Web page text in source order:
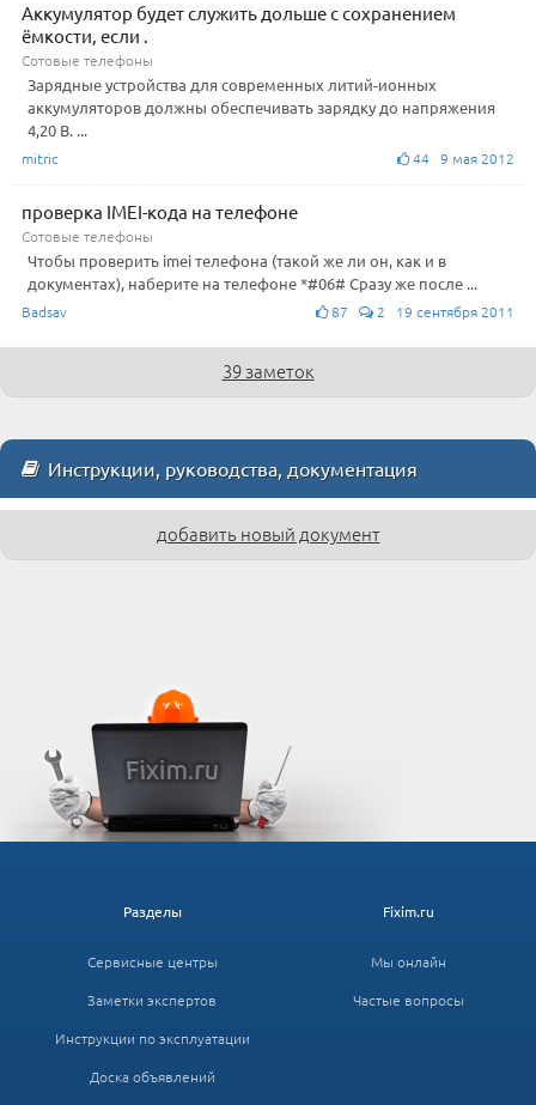
Аккумулятор будет служить дольше c сохранением
ёмкости, если .
Сотовые телефоны
Зарядные устройства для современных литий-ионных
аккумуляторов должны обеспечивать зарядку до напряжения
4,20 В. ...
mitric 44 9 мая 2012
проверка IMEI-кода на телефоне
Сотовые телефоны
Чтобы проверить imei телефона (такой же ли он, как и в
документах), наберите на телефоне *#06# Сразу же после ...
Badsav 87 2 19 сентября 2011
39 заметок
Инструкции, руководства, документация
добавить новый документ
Fixim.ru
Мы онлайн
Частые вопросы
Разделы
Сервисные центры
Заметки экспертов
Инструкции по эксплуатации
Доска объявлений